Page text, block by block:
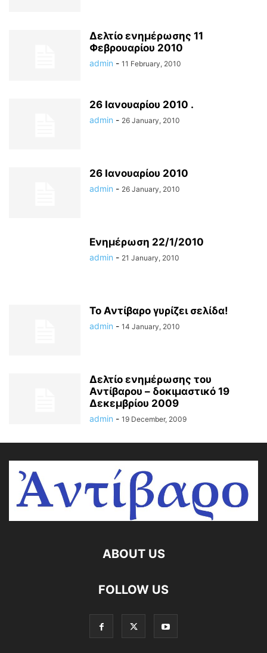
Δελτίο ενημέρωσης 11
Φεβρουαρίου 2010
admin - 11 February, 2010
26 Ιανουαρίου 2010 .
admin - 26 January, 2010
26 Ιανουαρίου 2010
admin - 26 January, 2010
Ενημέρωση 22/1/2010
admin - 21 January, 2010
Το Αντίβαρο γυρίζει σελίδα!
admin - 14 January, 2010
Δελτίο ενημέρωσης του
Αντίβαρου – δοκιμαστικό 19
Δεκεμβρίου 2009
admin - 19 December, 2009
ABOUT US
FOLLOW US